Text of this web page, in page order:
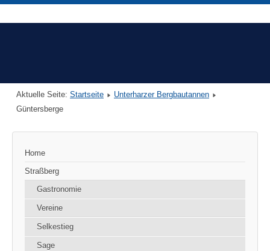
Aktuelle Seite: Startseite
Unterharzer Bergbautannen
Güntersberge
Home
Straßberg
Gastronomie
Vereine
Selkestieg
Sage